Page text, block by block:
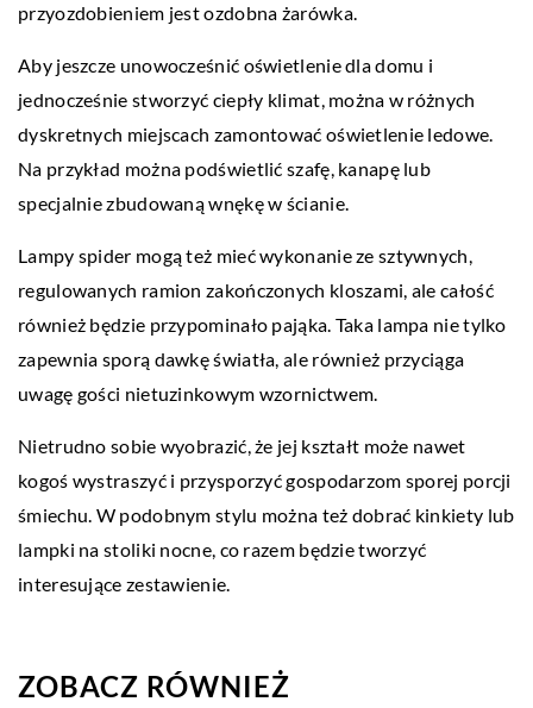
przyozdobieniem jest ozdobna żarówka.
Aby jeszcze unowocześnić oświetlenie dla domu i
jednocześnie stworzyć ciepły klimat, można w różnych
dyskretnych miejscach zamontować oświetlenie ledowe.
Na przykład można podświetlić szafę, kanapę lub
specjalnie zbudowaną wnękę w ścianie.
Lampy spider mogą też mieć wykonanie ze sztywnych,
regulowanych ramion zakończonych kloszami, ale całość
również będzie przypominało pająka. Taka lampa nie tylko
zapewnia sporą dawkę światła, ale również przyciąga
uwagę gości nietuzinkowym wzornictwem.
Nietrudno sobie wyobrazić, że jej kształt może nawet
kogoś wystraszyć i przysporzyć gospodarzom sporej porcji
śmiechu. W podobnym stylu można też dobrać kinkiety lub
lampki na stoliki nocne, co razem będzie tworzyć
interesujące zestawienie.
ZOBACZ RÓWNIEŻ